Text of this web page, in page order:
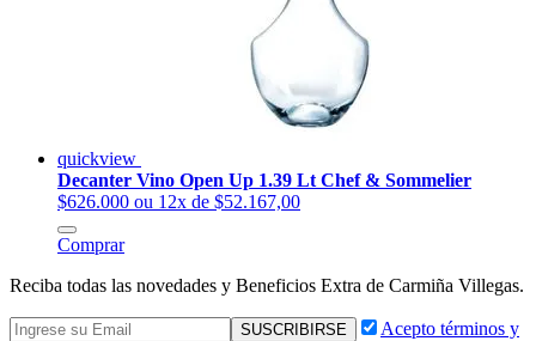
quickview
Decanter Vino Open Up 1.39 Lt Chef & Sommelier
$626.000 ou 12x de $52.167,00
Comprar
Reciba todas las novedades y Beneficios Extra de Carmiña Villegas.
Acepto términos y